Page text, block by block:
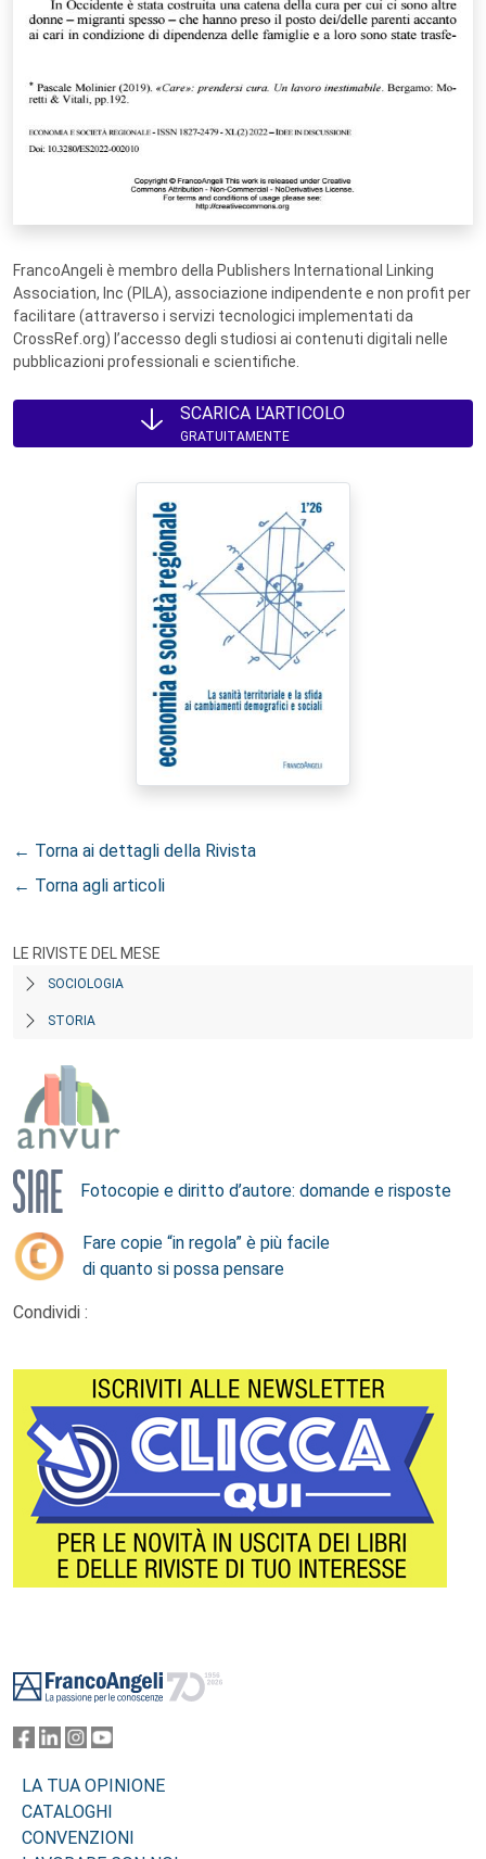
FrancoAngeli è membro della Publishers International Linking
Association, Inc (PILA), associazione indipendente e non profit per
facilitare (attraverso i servizi tecnologici implementati da
CrossRef.org) l’accesso degli studiosi ai contenuti digitali nelle
pubblicazioni professionali e scientifiche.
SCARICA L'ARTICOLO
GRATUITAMENTE
← Torna ai dettagli della Rivista
← Torna agli articoli
LE RIVISTE DEL MESE
SOCIOLOGIA
STORIA
Fotocopie e diritto d’autore: domande e risposte
Fare copie “in regola” è più facile
di quanto si possa pensare
Condividi :
LA TUA OPINIONE
CATALOGHI
CONVENZIONI